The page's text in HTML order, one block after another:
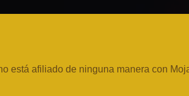
está afiliado de ninguna manera con